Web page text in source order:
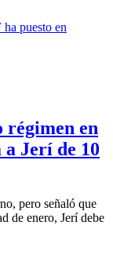
régimen en
Jerí de 10
pero señaló que
de enero, Jerí debe